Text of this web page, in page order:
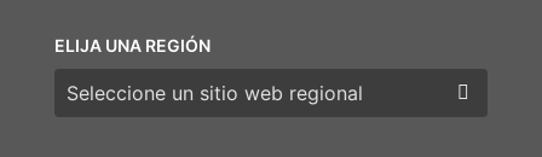
ELIJA UNA REGIÓN
Elija una región